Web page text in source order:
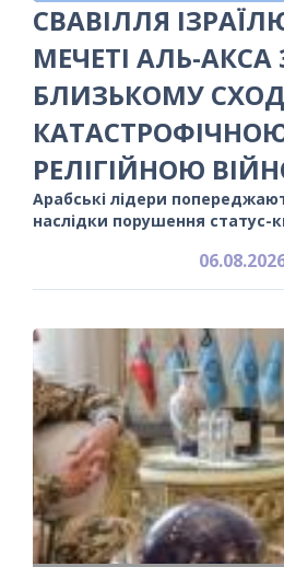
СВАВІЛЛЯ
МЕЧЕТІ АЛЬ-
БЛИЗЬКОМУ
РЕЛІГІЙНОЮ
Арабські лідери
наслідки порушення статус-